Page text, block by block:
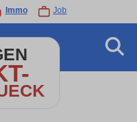
Immo Job